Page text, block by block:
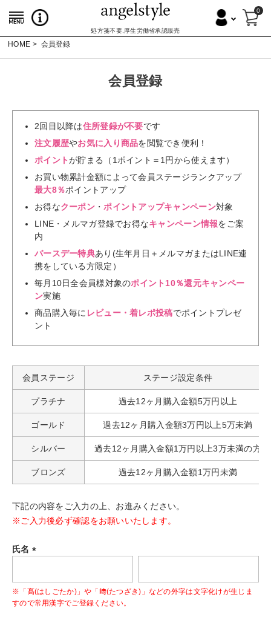
処方箋不要,厚生労働省承認販売
0
HOME 会員登録
会員登録
2回目以降は住所登録が不要です
注文履歴やお気に入り商品を閲覧でき便利！
ポイントが貯まる（1ポイント＝1円から使えます）
お買い物累計金額によって会員ステージランクアップ
最大8％ポイントアップ
お得なクーポン・ ポイントアップキャンペーン対象
LINE・メルマガ登録でお得なキャンペーン情報をご案
内
バースデー特典あり(生年月日＋メルマガまたはLINE連
携をしている方限定）
毎月10日全会員様対象のポイント10％還元キャンペー
ン実施
商品購入毎に レビュー・着レポ投稿でポイントプレゼ
ント
会員ステージ ステージ設定条件
プラチナ 過去12ヶ月購入金額5万円以上
ゴールド 過去12ヶ月購入金額3万円以上5万未満
シルバー 過去12ヶ月購入金額1万円以上3万未満の方
ブロンズ 過去12ヶ月購入金額1万円未満
下記の内容をご入力の上、お進みください。
※ご入力後必ず確認をお願いいたします。
氏名
須
)
※「髙(はしごたか)」や「﨑(たつざき)」などの外字は文字化けが生じま
すので常用漢字でご登録ください。